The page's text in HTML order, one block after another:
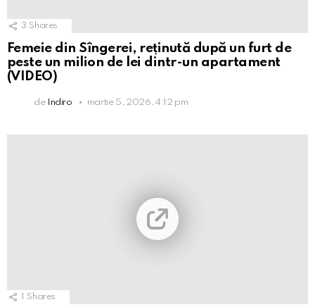
3 Shares
Femeie din Sîngerei, reținută după un furt de
peste un milion de lei dintr-un apartament
(VIDEO)
de Indiro martie 5, 2026, 4:12 pm
1 Shares